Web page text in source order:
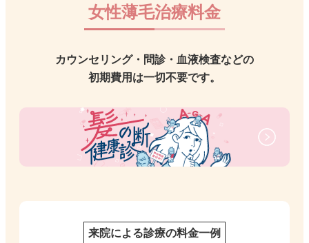
女性薄毛治療料金
カウンセリング・問診・血液検査などの
初期費用は一切不要です。
来院による診療の料金一例